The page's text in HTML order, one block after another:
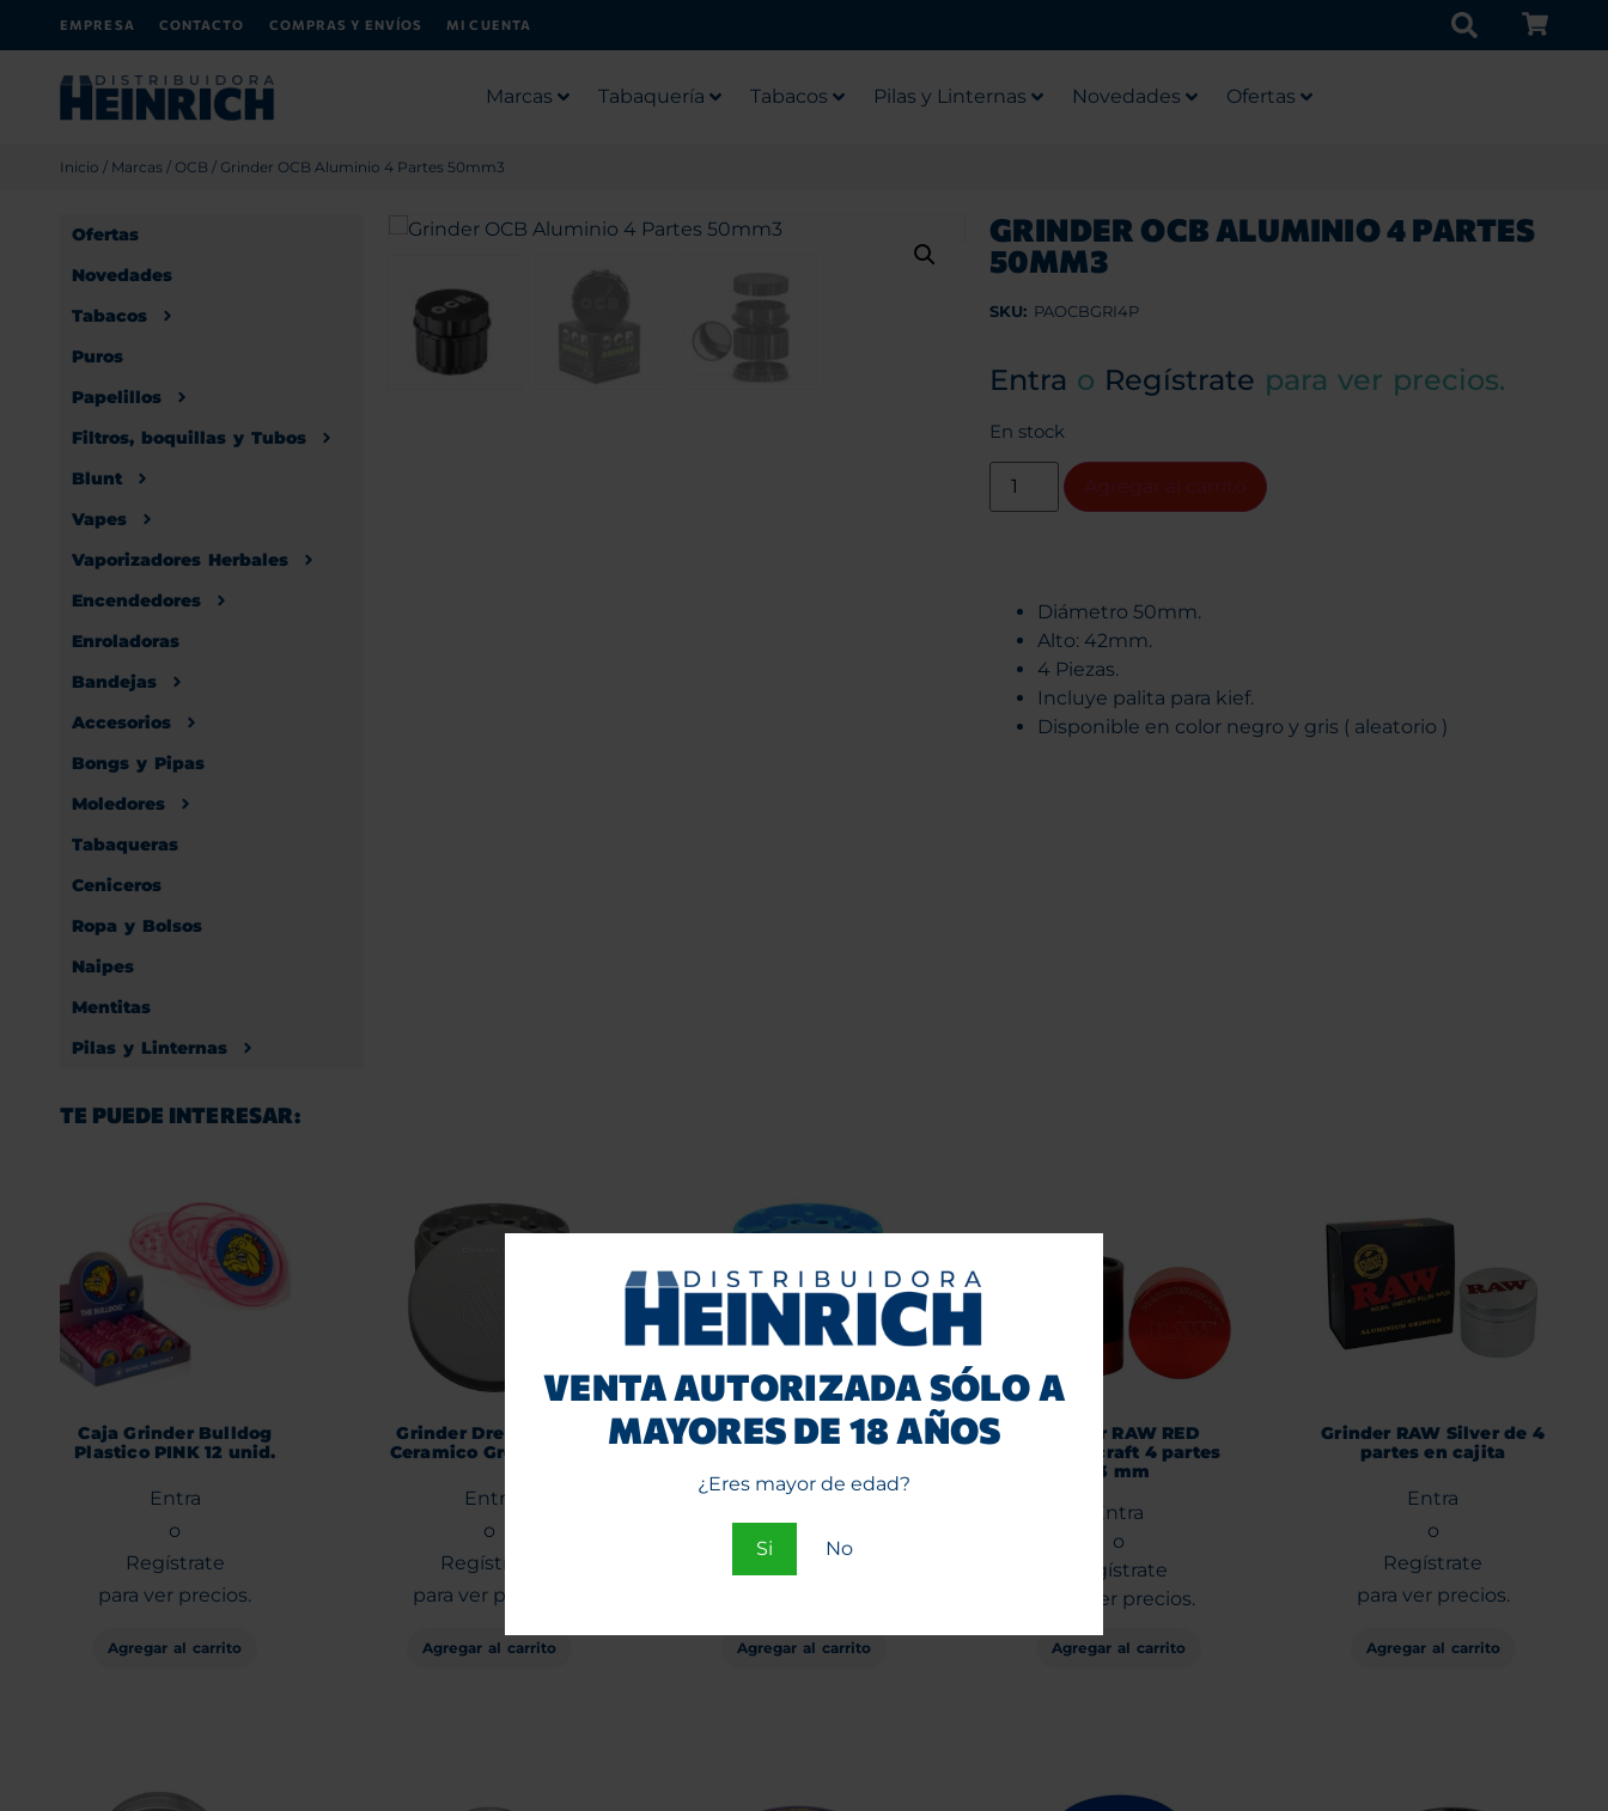
VENTA AUTORIZADA SÓLO A
MAYORES DE 18 AÑOS
¿Eres mayor de edad?
Si No
EMPRESA CONTACTO COMPRAS Y ENVÍOS MI CUENTA
Marcas Tabaquería Tabacos Pilas y Linternas Novedades Ofertas
Inicio / Marcas / OCB / Grinder OCB Aluminio 4 Partes 50mm3
Ofertas
Novedades
Tabacos
Puros
Papelillos
Filtros, boquillas y Tubos
Blunt
Vapes
Vaporizadores Herbales
Encendedores
Enroladoras
Bandejas
Accesorios
Bongs y Pipas
Moledores
Tabaqueras
Ceniceros
Ropa y Bolsos
Naipes
Mentitas
Pilas y Linternas
GRINDER OCB ALUMINIO 4 PARTES
50MM3
SKU: PAOCBGRI4P
Entra o Regístrate para ver precios.
En stock
Diámetro 50mm.
Alto: 42mm.
4 Piezas.
Incluye palita para kief.
Disponible en color negro y gris ( aleatorio )
TE PUEDE INTERESAR:
Caja Grinder Bulldog
Plastico PINK 12 unid.
Entra
o
Regístrate
para ver precios.
Agregar al carrito
Grinder Dream High
Ceramico Grey 63mm
Entra
o
Regístrate
para ver precios.
Agregar al carrito
Grinder Dream High
Entra
Regístrate
Agregar al carrito
Grinder RAW RED
Hammercraft 4 partes
63 mm
Entra
o
Regístrate
para ver precios.
Agregar al carrito
Grinder RAW Silver de 4
partes en cajita
Entra
o
Regístrate
para ver precios.
Agregar al carrito